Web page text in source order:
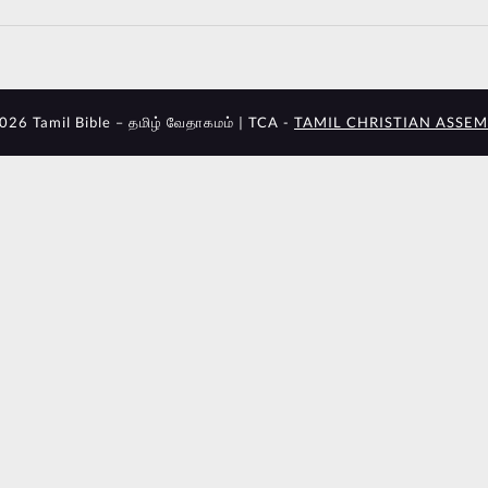
Tamil Bible – தமிழ் வேதாகமம் | TCA - TAMIL CHRISTIAN